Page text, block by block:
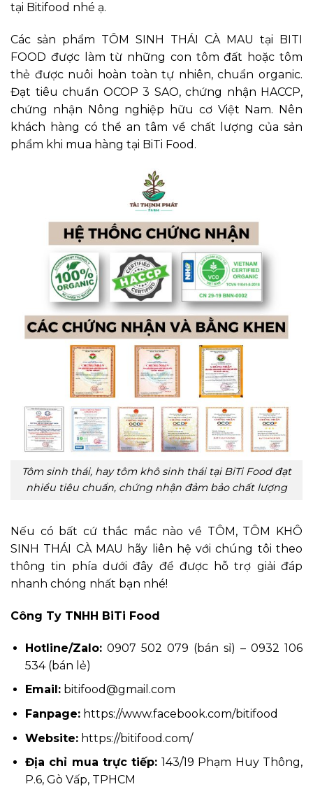
tại Bitifood nhé ạ.
Các sản phẩm TÔM SINH THÁI CÀ MAU tại BITI
FOOD được làm từ những con tôm đất hoặc tôm
thẻ được nuôi hoàn toàn tự nhiên, chuẩn organic.
Đạt tiêu chuẩn OCOP 3 SAO, chứng nhận HACCP,
chứng nhận Nông nghiệp hữu cơ Việt Nam. Nên
khách hàng có thể an tâm về chất lượng của sản
phẩm khi mua hàng tại BiTi Food.
Tôm sinh thái, hay tôm khô sinh thái tại BiTi Food đạt
nhiều tiêu chuẩn, chứng nhận đảm bảo chất lượng
Nếu có bất cứ thắc mắc nào về TÔM, TÔM KHÔ
SINH THÁI CÀ MAU hãy liên hệ với chúng tôi theo
thông tin phía dưới đây để được hỗ trợ giải đáp
nhanh chóng nhất bạn nhé!
Công Ty TNHH BiTi Food
Hotline/Zalo:0907 502 079 (bán sỉ) – 0932 106
534 (bán lẻ)
Email:bitifood@gmail.com
Fanpage:https://www.facebook.com/bitifood
Website:https://bitifood.com/
Địa chỉ mua trực tiếp: 143/19 Phạm Huy Thông,
P.6, Gò Vấp, TPHCM